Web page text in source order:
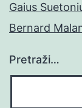
Gaius
Bernard
Pretraži…